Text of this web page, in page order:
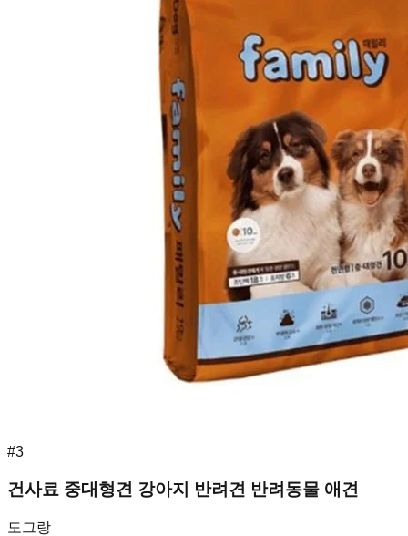
#3
건사료 중대형견 강아지 반려견 반려동물 애견
도그랑